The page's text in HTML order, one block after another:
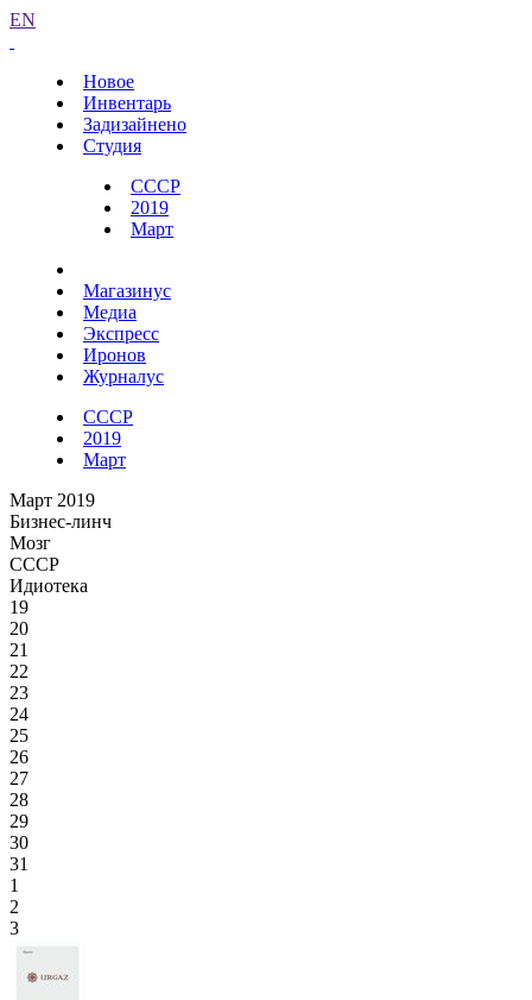
EN
Новое
Инвентарь
Задизайнено
Студия
СССР
2019
Март
Магазинус
Медиа
Экспресс
Иронов
Журналус
СССР
2019
Март
Март 2019
Бизнес-линч
Мозг
СССР
Идиотека
19
20
21
22
23
24
25
26
27
28
29
30
31
1
2
3